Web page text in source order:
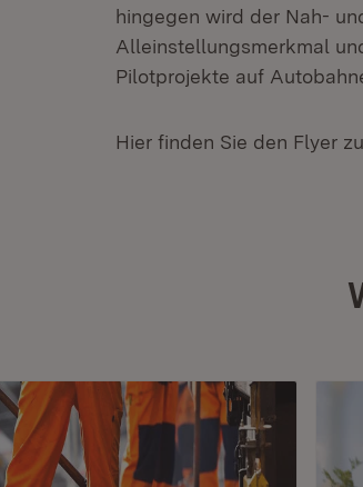
hingegen wird der Nah-
Alleinstellungsmerkmal
Pilotprojekte auf
Hier finden Sie den Flyer